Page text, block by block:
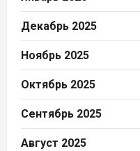
Декабрь 2025
Ноябрь 2025
Октябрь 2025
Сентябрь 2025
Август 2025